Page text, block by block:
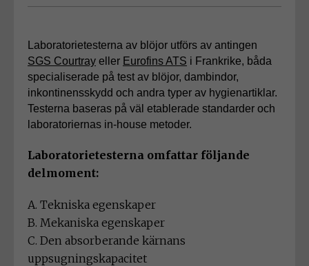
SGS Courtray eller Eurofins ATS i Frankrike, båda
specialiserade på test av blöjor, dambindor,
inkontinensskydd och andra typer av hygienartiklar.
Testerna baseras på väl etablerade standarder och
laboratoriernas in-house metoder.
Laboratorietesterna omfattar följande
delmoment:
A. Tekniska egenskaper
B. Mekaniska egenskaper
C. Den absorberande kärnans
uppsugningskapacitet